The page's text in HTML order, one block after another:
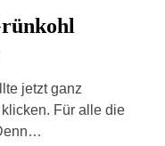
jetzt ganz
Für alle die